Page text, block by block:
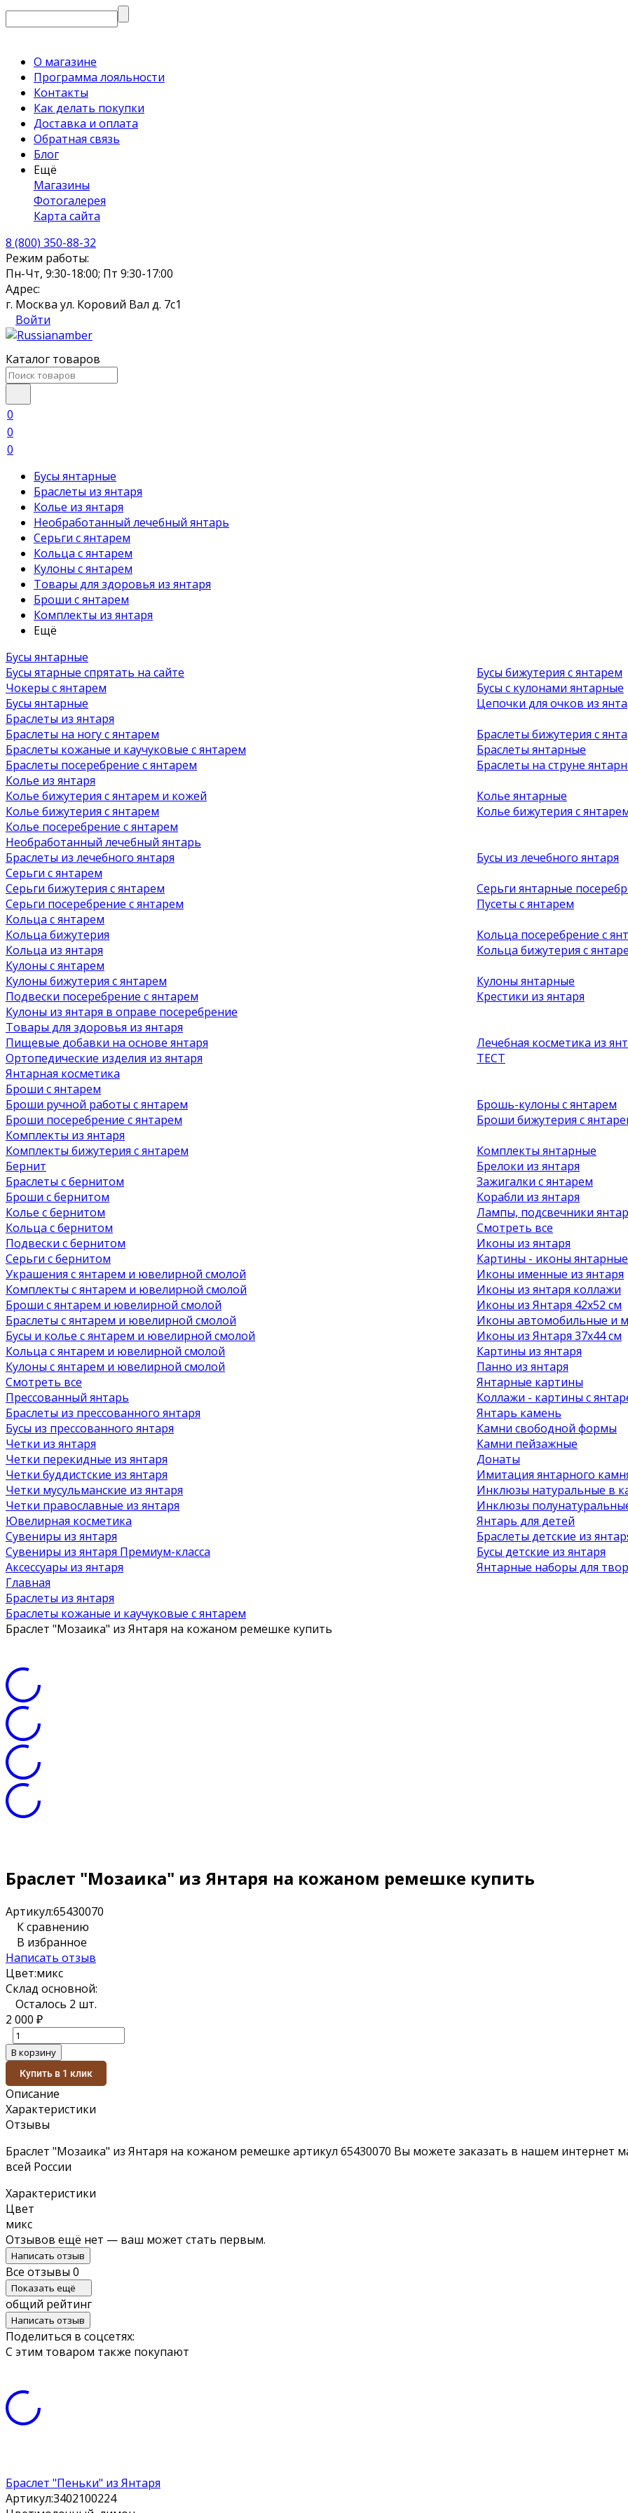
О магазине
Программа лояльности
Контакты
Как делать покупки
Доставка и оплата
Обратная связь
Блог
Ещё
Магазины
Фотогалерея
Карта сайта
8 (800) 350-88-32
Режим работы:
Пн-Чт, 9:30-18:00; Пт 9:30-17:00
Адрес:
г. Москва ул. Коровий Вал д. 7с1
Войти
Каталог товаров
0
0
0
Бусы янтарные
Браслеты из янтаря
Колье из янтаря
Необработанный лечебный янтарь
Серьги с янтарем
Кольца с янтарем
Кулоны с янтарем
Товары для здоровья из янтаря
Броши с янтарем
Комплекты из янтаря
Ещё
Бусы янтарные
Бусы ятарные спрятать на сайте
Чокеры с янтарем
Бусы янтарные
Бусы бижутерия с янтарем
Бусы с кулонами янтарные
Цепочки для очков из
Браслеты из янтаря
Браслеты на ногу с янтарем
Браслеты кожаные и каучуковые с янтарем
Браслеты посеребрение с янтарем
Браслеты бижутерия с
Браслеты янтарные
Браслеты на струне
Колье из янтаря
Колье бижутерия с янтарем и кожей
Колье бижутерия с янтарем
Колье посеребрение с янтарем
Колье янтарные
Колье бижутерия с
Необработанный лечебный янтарь
Браслеты из лечебного янтаря
Бусы из лечебного янтаря
Серьги с янтарем
Серьги бижутерия с янтарем
Серьги посеребрение с янтарем
Серьги янтарные
Пусеты с янтарем
Кольца с янтарем
Кольца бижутерия
Кольца из янтаря
Кольца посеребрение с
Кольца бижутерия с
Кулоны с янтарем
Кулоны бижутерия с янтарем
Подвески посеребрение с янтарем
Кулоны из янтаря в оправе посеребрение
Кулоны янтарные
Крестики из янтаря
Товары для здоровья из янтаря
Пищевые добавки на основе янтаря
Ортопедические изделия из янтаря
Янтарная косметика
Лечебная косметика из
ТЕСТ
Броши с янтарем
Броши ручной работы с янтарем
Броши посеребрение с янтарем
Брошь-кулоны с янтарем
Броши бижутерия с
Комплекты из янтаря
Комплекты бижутерия с янтарем
Комплекты янтарные
Бернит
Браслеты с бернитом
Броши с бернитом
Колье с бернитом
Кольца с бернитом
Подвески с бернитом
Серьги с бернитом
Украшения с янтарем и ювелирной смолой
Комплекты с янтарем и ювелирной смолой
Броши с янтарем и ювелирной смолой
Браслеты с янтарем и ювелирной смолой
Бусы и колье с янтарем и ювелирной смолой
Кольца с янтарем и ювелирной смолой
Кулоны с янтарем и ювелирной смолой
Смотреть все
Прессованный янтарь
Браслеты из прессованного янтаря
Бусы из прессованного янтаря
Четки из янтаря
Четки перекидные из янтаря
Четки буддистские из янтаря
Четки мусульманские из янтаря
Четки православные из янтаря
Ювелирная косметика
Сувениры из янтаря
Сувениры из янтаря Премиум-класса
Аксессуары из янтаря
Брелоки из янтаря
Зажигалки с янтарем
Корабли из янтаря
Лампы, подсвечники
Смотреть все
Иконы из янтаря
Картины - иконы янтарные
Иконы именные из янтаря
Иконы из янтаря коллажи
Иконы из Янтаря 42х52 см
Иконы автомобильные и
Иконы из Янтаря 37х44 см
Картины из янтаря
Панно из янтаря
Янтарные картины
Коллажи - картины с
Янтарь камень
Камни свободной формы
Камни пейзажные
Донаты
Имитация янтарного
Инклюзы натуральные в
Инклюзы
Янтарь для детей
Браслеты детские из
Бусы детские из янтаря
Янтарные наборы для
Главная
Браслеты из янтаря
Браслеты кожаные и каучуковые с янтарем
Браслет "Мозаика" из Янтаря на кожаном ремешке купить
Браслет "Мозаика" из Янтаря на кожаном ремешке купить
Артикул:65430070
К сравнению
В избранное
Написать отзыв
Цвет:микс
Склад основной:
Осталось 2 шт.
2 000 ₽
В корзину
Купить в 1 клик
Описание
Характеристики
Отзывы
Браслет "Мозаика" из Янтаря на кожаном ремешке артикул 65430070 Вы можете заказать в нашем интернет
всей России
Характеристики
Цвет
микс
Отзывов ещё нет — ваш может стать первым.
Написать отзыв
Все отзывы 0
Показать ещё
общий рейтинг
Написать отзыв
Поделиться в соцсетях:
С этим товаром также покупают
Браслет "Пеньки" из Янтаря
Артикул:3402100224